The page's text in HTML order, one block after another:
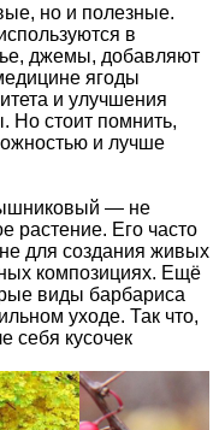
но и полезные.
в
джемы, добавляют
ягоды
и улучшения
Но стоит помнить,
и лучше
— не
растение. Его часто
для создания живых
композициях. Ещё
виды барбариса
уходе. Так что,
себя кусочек